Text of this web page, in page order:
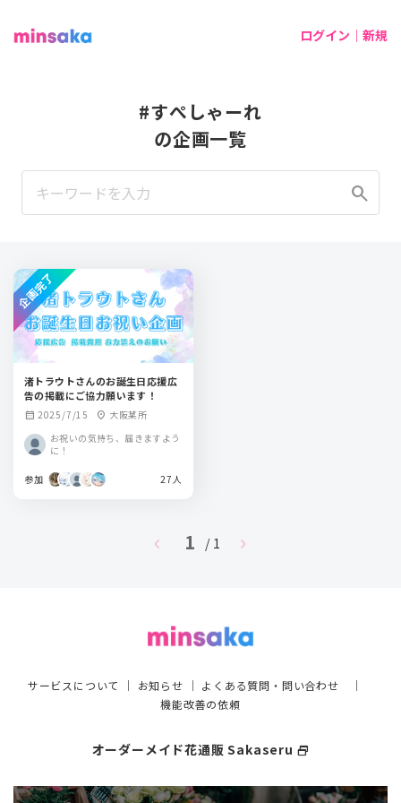
ログイン｜新規
#すぺしゃーれ
の企画一覧
search
渚トラウトさんのお誕生日応援広
告の掲載にご協力願います！
calendar_month 2025/7/15 location_on 大阪某所
お祝いの気持ち、届きますよう
に！
参加 27人
企画完了
chevron_left 1 / 1 chevron_right
サービスについて ｜ お知らせ ｜ よくある質問・問い合わせ ｜
機能改善の依頼
オーダーメイド花通販 Sakaseru select_window